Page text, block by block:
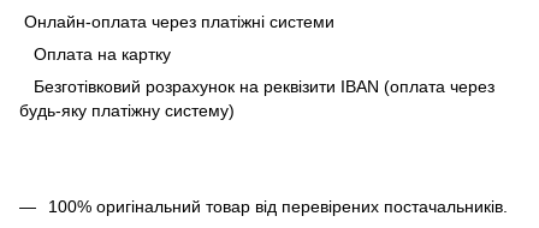
Онлайн-оплата через платіжні системи
Оплата на картку
Безготівковий розрахунок на реквізити IBAN (оплата через
будь-яку платіжну систему)
100% оригінальний товар від перевірених постачальників.